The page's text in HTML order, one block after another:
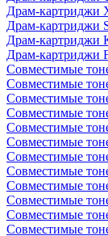
Драм-картриджи
Драм-картриджи
Драм-
Драм-картриджи
Совместимые
Совместимые
Совместимые
Совместимые
Совместимые
Совместимые
Совместимые
Совместимые
Совместимые
Совместимые
Совместимые
Совместимые